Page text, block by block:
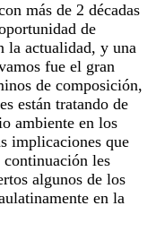
más de 2 décadas
de
la actualidad, y una
fue el gran
de composición,
están tratando de
ambiente en los
implicaciones que
continuación les
algunos de los
en la